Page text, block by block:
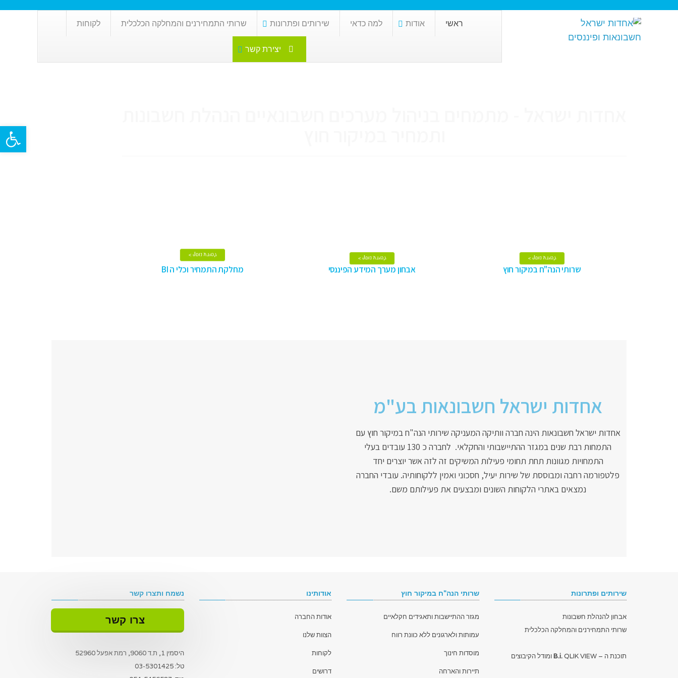
פתח
ראשי אודות למה כדאי שירותים ופתרונות שרותי התמחירנים והמחלקה הכלכלית לקוחות
יצירת קשר
שרותי הנה"ח במיקור חוץ
שרותי הנה"ח במיקור חוץ
למידע נוסף >
אבחון מערך המידע הפיננסי
אבחון מערך המידע הפיננסי
למידע נוסף >
מחלקת התמחיר וכלי ה BI
מחלקת התמחיר וכלי ה BI
למידע נוסף >
אחדות ישראל חשבונאות בע"מ
אחדות ישראל חשבונאות הינה חברה וותיקה המעניקה שירותי הנה"ח במיקור חוץ עם
התמחות רבת שנים במגזר ההתיישבותי והחקלאי. לחברה כ 130 עובדים בעלי
התמחויות מגוונות תחת תחומי פעילות המשיקים זה לזה אשר יוצרים יחד
פלטפורמה רחבה ומבוססת של שירות יעיל, חסכוני ואמין ללקוחותיה. עובדי החברה
נמצאים באתרי הלקוחות השונים ומבצעים את פעילותם משם.
שירותים ופתרונות
אבחון להנהלת חשבונות
שרותי התמחירנים והמחלקה הכלכלית
תוכנת ה – B.i.QLIK VIEW ומודל הקיבוצים
שרותי הנה"ח במיקור חוץ
מגזר ההתיישבות ותאגידים חקלאיים
עמותות ולארגונים ללא כוונת רווח
מוסדות חינוך
תיירות והארחה
אודותינו
אודות החברה
הצוות שלנו
לקוחות
דרושים
נשמח ותצרו קשר
צרו קשר
היסמין 1, ת.ד 9060, רמת אפעל 52960
טל:03-5301425